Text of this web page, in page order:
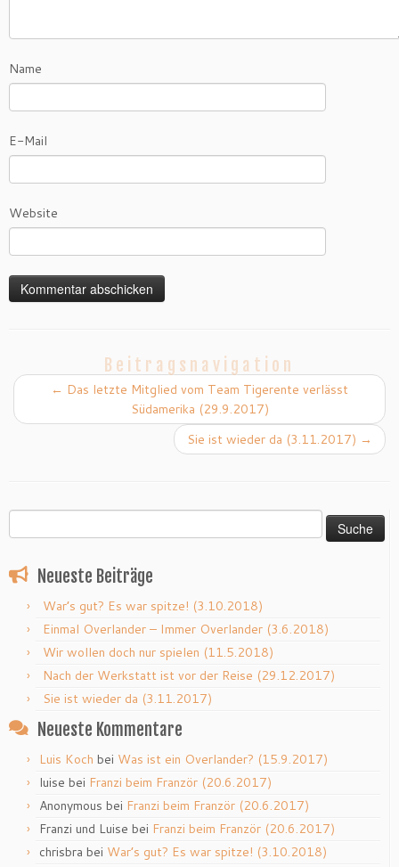
Name
E-Mail
Website
Beitragsnavigation
← Das letzte Mitglied vom Team Tigerente verlässt
Südamerika (29.9.2017)
Sie ist wieder da (3.11.2017) →
Suche
nach:
Neueste Beiträge
War’s gut? Es war spitze! (3.10.2018)
Einmal Overlander – Immer Overlander (3.6.2018)
Wir wollen doch nur spielen (11.5.2018)
Nach der Werkstatt ist vor der Reise (29.12.2017)
Sie ist wieder da (3.11.2017)
Neueste Kommentare
Luis Koch bei Was ist ein Overlander? (15.9.2017)
luise bei Franzi beim Franzör (20.6.2017)
Anonymous bei Franzi beim Franzör (20.6.2017)
Franzi und Luise bei Franzi beim Franzör (20.6.2017)
chrisbra bei War’s gut? Es war spitze! (3.10.2018)